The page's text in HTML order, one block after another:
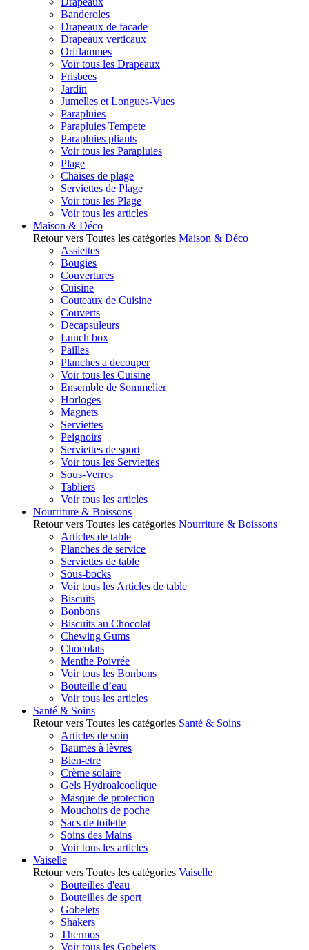
Banderoles
Drapeaux de facade
Drapeaux verticaux
Oriflammes
Voir tous les Drapeaux
Frisbees
Jardin
Jumelles et Longues-Vues
Parapluies
Parapluies Tempete
Parapluies pliants
Voir tous les Parapluies
Plage
Chaises de plage
Serviettes de Plage
Voir tous les Plage
Voir tous les articles
Maison & Déco
Retour vers Toutes les catégories Maison & Déco
Assiettes
Bougies
Couvertures
Cuisine
Couteaux de Cuisine
Couverts
Decapsuleurs
Lunch box
Pailles
Planches a decouper
Voir tous les Cuisine
Ensemble de Sommelier
Horloges
Magnets
Serviettes
Peignoirs
Serviettes de sport
Voir tous les Serviettes
Sous-Verres
Tabliers
Voir tous les articles
Nourriture & Boissons
Retour vers Toutes les catégories Nourriture & Boissons
Articles de table
Planches de service
Serviettes de table
Sous-bocks
Voir tous les Articles de table
Biscuits
Bonbons
Biscuits au Chocolat
Chewing Gums
Chocolats
Menthe Poivrée
Voir tous les Bonbons
Bouteille d’eau
Voir tous les articles
Santé & Soins
Retour vers Toutes les catégories Santé & Soins
Articles de soin
Baumes à lèvres
Bien-etre
Crème solaire
Gels Hydroalcoolique
Masque de protection
Mouchoirs de poche
Sacs de toilette
Soins des Mains
Voir tous les articles
Vaiselle
Retour vers Toutes les catégories Vaiselle
Bouteilles d'eau
Bouteilles de sport
Gobelets
Shakers
Thermos
Voir tous les Gobelets